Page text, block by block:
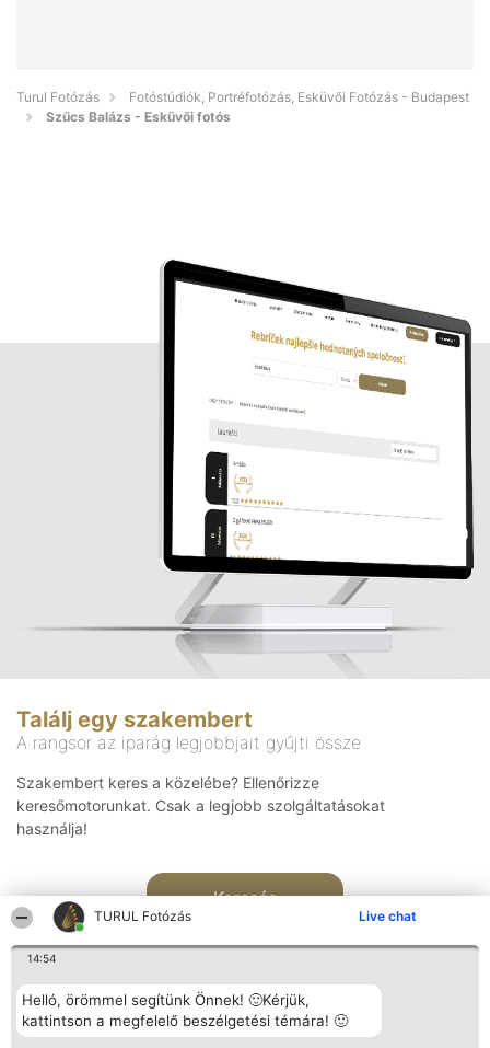
TURUL Fotózás Live chat
14:54
Helló, örömmel segítünk Önnek! 🙂Kérjük,
kattintson a megfelelő beszélgetési témára! 🙂
Turul Fotózás
Fotóstúdiók, Portréfotózás, Esküvői Fotózás - Budapest
Szűcs Balázs - Esküvői fotós
Találj egy szakembert
A rangsor az iparág legjobbjait gyűjti össze
Szakembert keres a közelébe? Ellenőrizze
keresőmotorunkat. Csak a legjobb szolgáltatásokat
használja!
Keresés